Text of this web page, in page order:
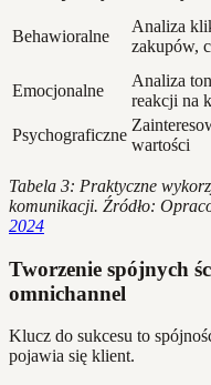
Behawioralne
Analiza
zakupów,
Emocjonalne
Analiza
reakcji na
Psychograficzne
wartości
Tabela 3: Praktyczne
komunikacji. Źródło:
2024
Tworzenie spójnych
omnichannel
Klucz do sukcesu to
pojawia się klient.